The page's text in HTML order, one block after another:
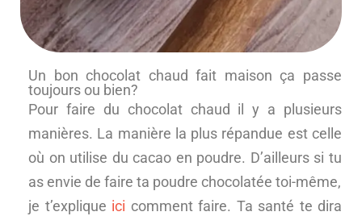
Un bon chocolat chaud fait maison ça passe
toujours ou bien?
Pour faire du chocolat chaud il y a plusieurs
manières. La manière la plus répandue est celle
où on utilise du cacao en poudre. D’ailleurs si tu
as envie de faire ta poudre chocolatée toi-même,
je t’explique ici comment faire. Ta santé te dira